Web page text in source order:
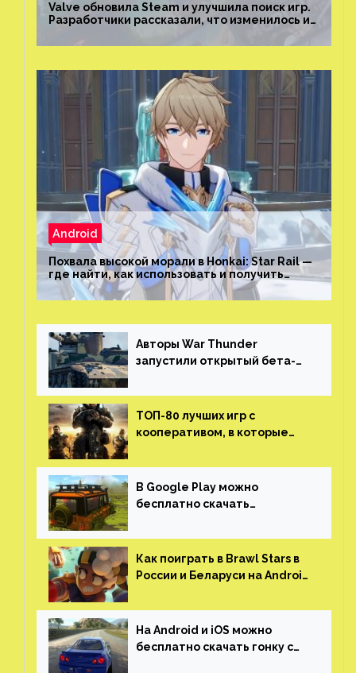
Valve обновила Steam и улучшила поиск игр.
Разработчики рассказали, что изменилось и
Android
Похвала высокой морали в Honkai: Star Rail —
где найти, как использовать и получить
скрытые достижения
Авторы War Thunder
запустили открытый бета-
трейлер и скриншоты
ТОП-80 лучших игр с
кооперативом, в которые
(никаких MMO)
В Google Play можно
бесплатно скачать
открытым миром, прокачкой,
гонками и тюнингом машины
Как поиграть в Brawl Stars в
России и Беларуси на Android
На Android и iOS можно
бесплатно скачать гонку с